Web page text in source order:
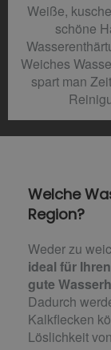
Weiße,
schöne
Weiches
spart man
Welche
Region?
Weder zu
ideal für
gute
Dadurch
Kalkflecken
Löslichkeit